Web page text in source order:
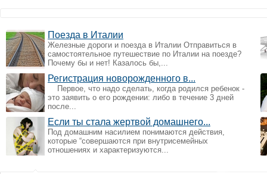
Поезда в Италии
Железные дороги и поезда в Италии Отправиться в
самостоятельное путешествие по Италии на поезде?
Почему бы и нет! Казалось бы,...
Регистрация новорожденного в...
Первое, что надо сделать, когда родился ребенок -
это заявить о его рождении: либо в течение 3 дней
после...
Если ты стала жертвой домашнего...
Под домашним насилием понимаются действия,
которые “совершаются при внутрисемейных
отношениях и характеризуются...